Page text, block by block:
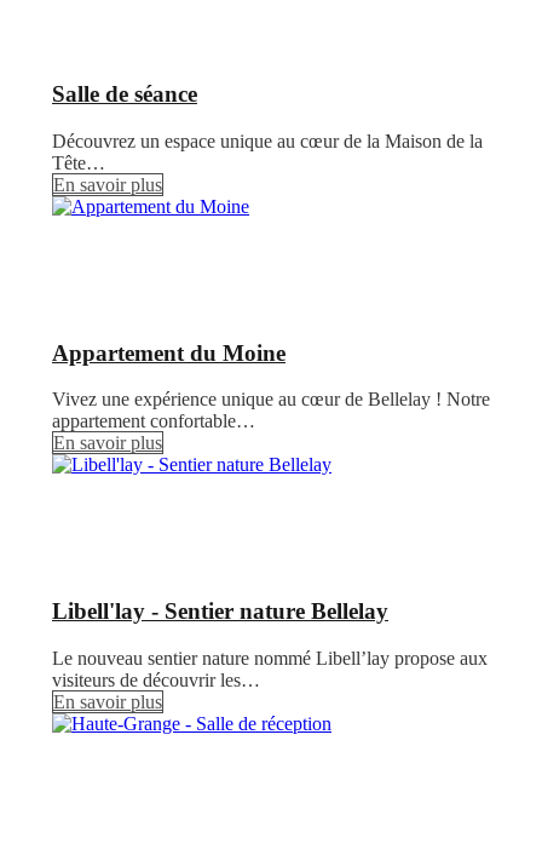
Salle de séance
Découvrez un espace unique au cœur de la Maison de la
Tête…
En savoir plus
Appartement du Moine
Vivez une expérience unique au cœur de Bellelay ! Notre
appartement confortable…
En savoir plus
Libell'lay - Sentier nature Bellelay
Le nouveau sentier nature nommé Libell’lay propose aux
visiteurs de découvrir les…
En savoir plus